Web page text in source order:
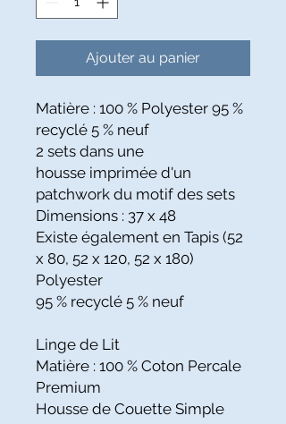
Ajouter au panier
Matière : 100 % Polyester 95 %
recyclé 5 % neuf
2 sets dans une
housse imprimée d'un
patchwork du motif des sets
Dimensions : 37 x 48
Existe également en Tapis (52
x 80, 52 x 120, 52 x 180)
Polyester
95 % recyclé 5 % neuf
Linge de Lit
Matière : 100 % Coton Percale
Premium
Housse de Couette Simple